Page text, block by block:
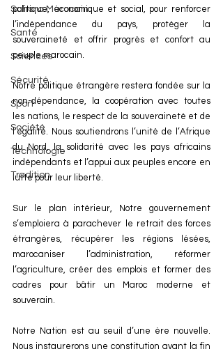
Sahara Marocain
Santé
Sciences
Sécurité
Sport
Société
Technologie
Tradition
politique, économique et social, pour renforcer
l’indépendance du pays, protéger la
souveraineté et offrir progrès et confort au
peuple marocain.
Notre politique étrangère restera fondée sur la
non-dépendance, la coopération avec toutes
les nations, le respect de la souveraineté et de
l’égalité. Nous soutiendrons l’unité de l’Afrique
du Nord, la solidarité avec les pays africains
indépendants et l’appui aux peuples encore en
lutte pour leur liberté.
Sur le plan intérieur, Notre gouvernement
s’emploiera à parachever le retrait des forces
étrangères, récupérer les régions lésées,
marocaniser l’administration, réformer
l’agriculture, créer des emplois et former des
cadres pour bâtir un Maroc moderne et
souverain.
Notre Nation est au seuil d’une ère nouvelle.
Nous instaurerons une constitution avant la fin